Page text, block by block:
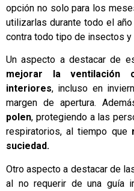
opción no solo para los
utilizarlas durante todo el
contra todo tipo de insectos y
Un aspecto a destacar de
mejorar la ventilación
interiores, incluso en
margen de apertura.
polen, protegiendo a las
respiratorios, al tiempo que
suciedad.
Otro aspecto a destacar de
al no requerir de una guía